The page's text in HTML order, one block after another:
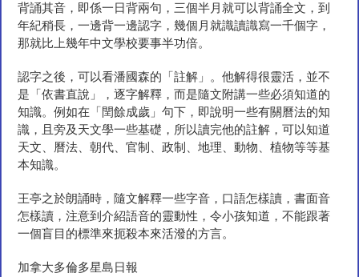
背誦其音，即係一日背兩句，三個半月就可以背誦全文，到
年紀稍長，一邊背一邊認字，幾個月就識讀識寫一千個字，
那就比上幾年中文學校要事半功倍。
認字之後，可以看潘國森的「註解」。他解得很靈活，並不
是「依書直說」，逐字解釋，而是隨文附講一些必須知道的
知識。例如在「閏餘成歲」句下，即說明一些有關曆法的知
識，且旁及天文學一些基礎，所以讀完他的註解，可以知道
天文、曆法、朝代、官制、政制、地理、動物、植物等等基
本知識。
王亭之於朗誦時，隨文解釋一些字音，口語怎樣讀，書面音
怎樣讀，注意到介紹語音的靈動性，令小孩知道，不能跟著
一個盲目的標準來扼殺本來活潑的方言。
加拿大多倫多星島日報